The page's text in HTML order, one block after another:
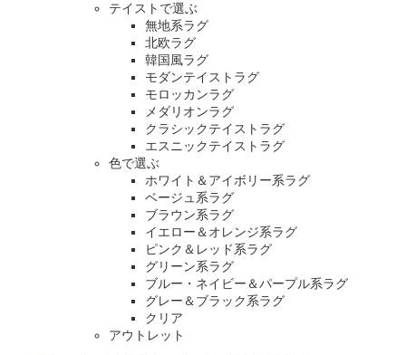
テイストで選ぶ
無地系ラグ
北欧ラグ
韓国風ラグ
モダンテイストラグ
モロッカンラグ
メダリオンラグ
クラシックテイストラグ
エスニックテイストラグ
色で選ぶ
ホワイト＆アイボリー系ラグ
ベージュ系ラグ
ブラウン系ラグ
イエロー＆オレンジ系ラグ
ピンク＆レッド系ラグ
グリーン系ラグ
ブルー・ネイビー＆パープル系ラグ
グレー＆ブラック系ラグ
クリア
アウトレット